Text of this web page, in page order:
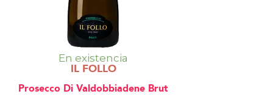
En existencia
IL FOLLO
Prosecco Di Valdobbiadene Brut